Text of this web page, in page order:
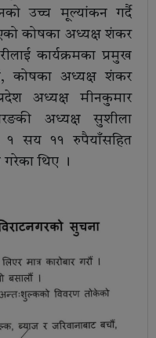
उच्च मूल्यांकन गर्दै
कोषका अध्यक्ष शंकर
कार्यक्रमका प्रमुख
कोषका अध्यक्ष शंकर
अध्यक्ष मीनकुमार
अध्यक्ष सुशीला
१ सय ११ रुपैयाँसहित
गरेका थिए ।